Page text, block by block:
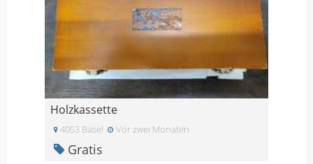
Holzkassette
4053 Basel Vor zwei Monaten
Gratis